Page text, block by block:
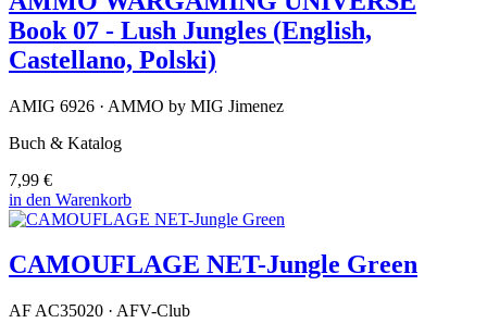
Book 07 - Lush Jungles (English,
Castellano, Polski)
AMIG 6926 · AMMO by MIG Jimenez
Buch & Katalog
7,99 €
in den Warenkorb
CAMOUFLAGE NET-Jungle Green
AF AC35020 · AFV-Club